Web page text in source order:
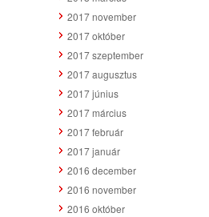
2017 november
2017 október
2017 szeptember
2017 augusztus
2017 június
2017 március
2017 február
2017 január
2016 december
2016 november
2016 október